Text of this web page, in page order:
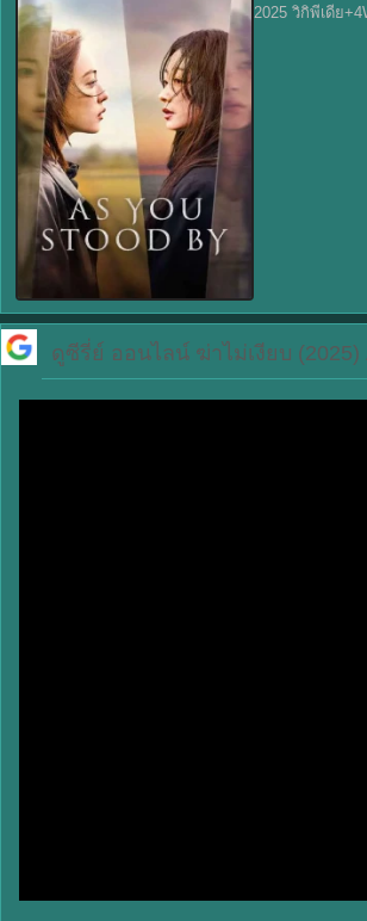
2025 วิกิพีเดีย
ดูซีรี่ย์ ออนไลน์ ฆ่าไม่เงียบ